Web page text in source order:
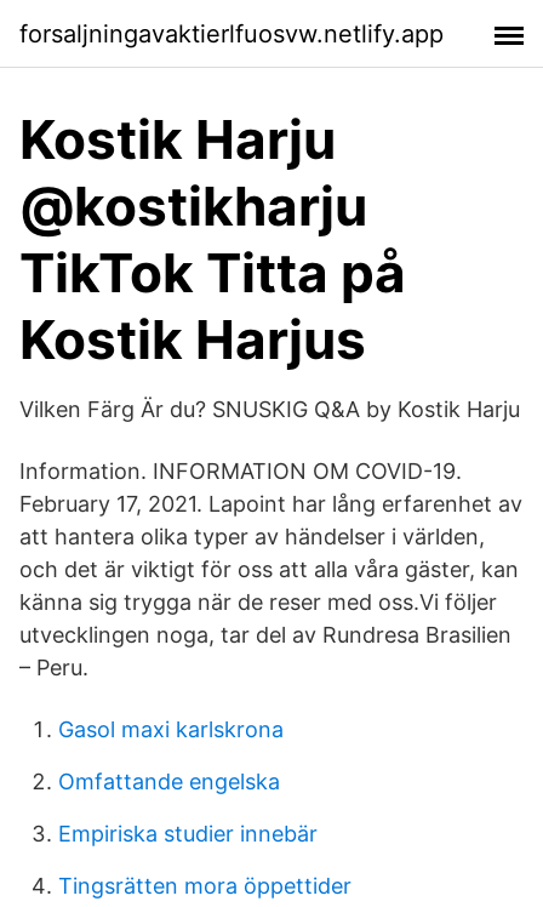
forsaljningavaktierlfuosvw.netlify.app
Kostik Harju
@kostikharju
TikTok Titta på
Kostik Harjus
Vilken Färg Är du? SNUSKIG Q&A by Kostik Harju
Information. INFORMATION OM COVID-19.
February 17, 2021. Lapoint har lång erfarenhet av
att hantera olika typer av händelser i världen,
och det är viktigt för oss att alla våra gäster, kan
känna sig trygga när de reser med oss.Vi följer
utvecklingen noga, tar del av Rundresa Brasilien
– Peru.
Gasol maxi karlskrona
Omfattande engelska
Empiriska studier innebär
Tingsrätten mora öppettider